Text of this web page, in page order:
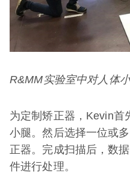
R&MM实验室中对人体
为定制矫正器，Kevin首
小腿。然后选择一位或
正器。完成扫描后，数
件进行处理。